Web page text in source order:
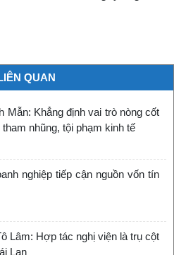
QUAN
Mẫn: Khẳng định vai trò nòng cốt
nhũng, tội phạm kinh tế
nghiệp tiếp cận nguồn vốn tín
Lâm: Hợp tác nghị viện là trụ cột
Lan